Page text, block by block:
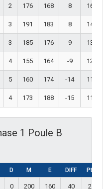
2 176 168 8 16
3 191 183 8 14
3 185 176 9 13
4 155 164 -9 12
5 160 174 -14 11
4 173 188 -15 11
1 Poule B
D M E DIFF Pts
0 200 160 40 21